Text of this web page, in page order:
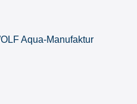
Aqua-Manufaktur